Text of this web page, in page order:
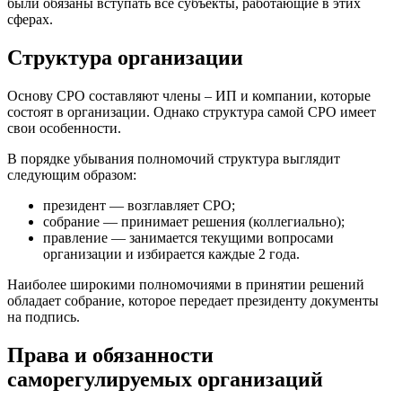
были обязаны вступать все субъекты, работающие в этих
сферах.
Структура организации
Основу СРО составляют члены – ИП и компании, которые
состоят в организации. Однако структура самой СРО имеет
свои особенности.
В порядке убывания полномочий структура выглядит
следующим образом:
президент — возглавляет СРО;
собрание — принимает решения (коллегиально);
правление — занимается текущими вопросами
организации и избирается каждые 2 года.
Наиболее широкими полномочиями в принятии решений
обладает собрание, которое передает президенту документы
на подпись.
Права и обязанности
саморегулируемых организаций